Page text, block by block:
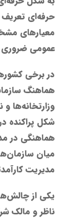
حرفه‌ای تعریف
معیارهای
عمومی
در برخی
هماهنگ
وزارتخانه‌ها
شکل پراکنده
هماهنگی در
میان
مدیریت
یکی از
ناظر و مالک